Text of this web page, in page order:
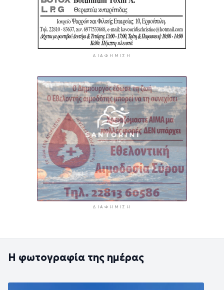
ΔΙΑΦΉΜΙΣΗ
ΔΙΑΦΉΜΙΣΗ
Η φωτογραφία της ημέρας